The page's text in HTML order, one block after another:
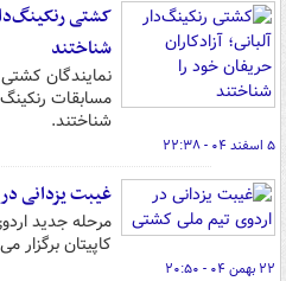
کشتی
شناختند
نمایندگان کشتی
مسابقات
شناختند.
۵ اسفند ۰۴ - ۲۲:۳۸
غیبت یزدانی
مرحله جدید
کاپیتان برگزار
۲۲ بهمن ۰۴ - ۲۰:۵۰